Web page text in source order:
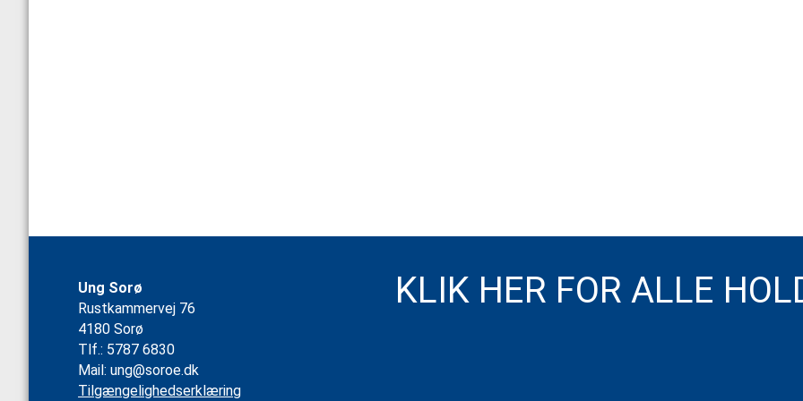
Ung Sorø
Rustkammervej 76
4180 Sorø
Tlf.: 5787 6830
Mail:ung@soroe.dk
Tilgængelighedserklæring
KLIK HER FOR ALLE